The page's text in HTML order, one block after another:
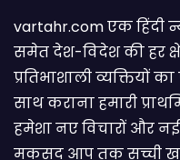
vartahr.com एक हिंदी
समेत देश-विदेश की हर
प्रतिभाशाली व्यक्तियों
साथ कराना हमारी
हमेशा नए विचारों और
मकसद आप तक सच्ची